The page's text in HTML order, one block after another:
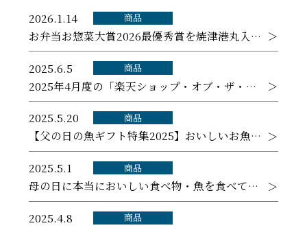
2026.1.14 商品
お弁当お惣菜大賞2026最優秀賞を焼津港丸入商店の「焼津みなみまぐろ重」が受賞いたしました
2025.6.5 商品
2025年4月度の「楽天ショップ・オブ・ザ・マンス（海産物部門）」に焼津港丸入商店楽天市場店が選ばれました。
2025.5.20 商品
【父の日の魚ギフト特集2025】おいしいお魚で乾杯。店頭・オンラインショップにて受付しております。
2025.5.1 商品
母の日に本当においしい食べ物・魚を食べてもらいたい。母の日ギフトを店頭・オンラインショップにて受付しております。
2025.4.8 商品